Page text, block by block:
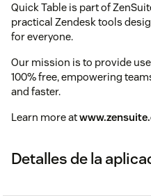
Quick Table is part of
practical Zendesk tools
for everyone.
Our mission is to provide
100% free, empowering
and faster.
Learn more at
Detalles de la